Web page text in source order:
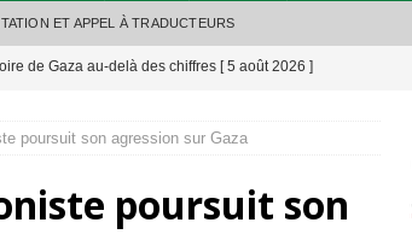
ET APPEL À TRADUCTEURS
de Gaza au-delà des chiffres [ 5 août 2026 ]
« accord de paix » à Gaza, les Israéliens multiplie les
Cisjordanie comme d’une poubelle pour leurs déchets
poursuit son agression sur Gaza
poursuit son